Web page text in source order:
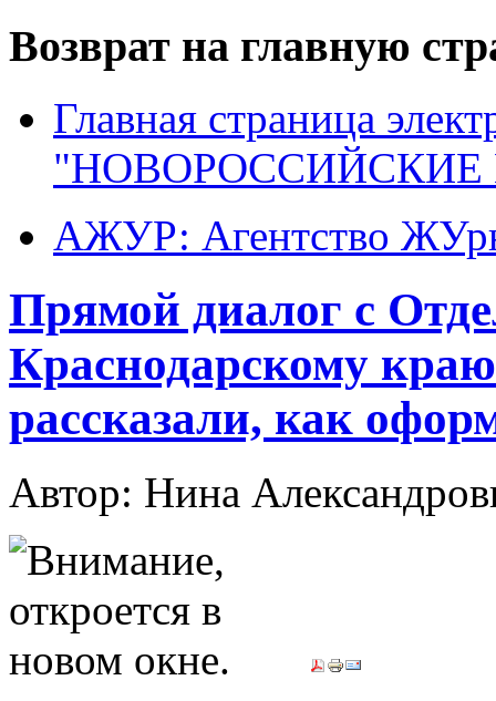
Возврат на главную
Главная страница
"НОВОРОССИЙСКИЕ
АЖУР: Агентство
Прямой диалог с
Краснодарскому
рассказали, как
Автор: Нина